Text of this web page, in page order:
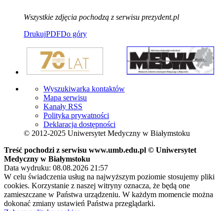
Wszystkie zdjęcia pochodzą z serwisu prezydent.pl
DrukujPDFDo góry
Wyszukiwarka kontaktów
Mapa serwisu
Kanały RSS
Polityka prywatności
Deklaracja dostępności
© 2012-2025 Uniwersytet Medyczny w Białymstoku
Treść pochodzi z serwisu www.umb.edu.pl © Uniwersytet
Medyczny w Białymstoku
Data wydruku: 08.08.2026 21:57
W celu świadczenia usług na najwyższym poziomie stosujemy pliki
cookies. Korzystanie z naszej witryny oznacza, że będą one
zamieszczane w Państwa urządzeniu. W każdym momencie można
dokonać zmiany ustawień Państwa przeglądarki.